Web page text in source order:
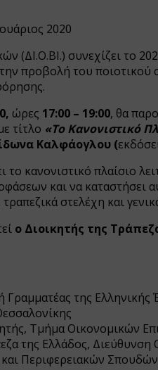
2020
(ΔΙ.Ο.ΒΙ.) συνεχίζει το
προβολή του ποιοτικού
ώρες 17:00 – 19:00, θα
τίτλο «Το Κανονιστικό
Καλφάογλου (
το κανονιστικό πλαίσιο
και να καταστήσει
στελέχη και
ο Διοικητής της
Γραμματέας της
Τμήμα Οικονομικών
της Ελλάδος,
Περιφερειακών